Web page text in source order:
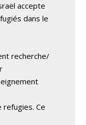
accepte
dans le
recherche/
refugies. Ce